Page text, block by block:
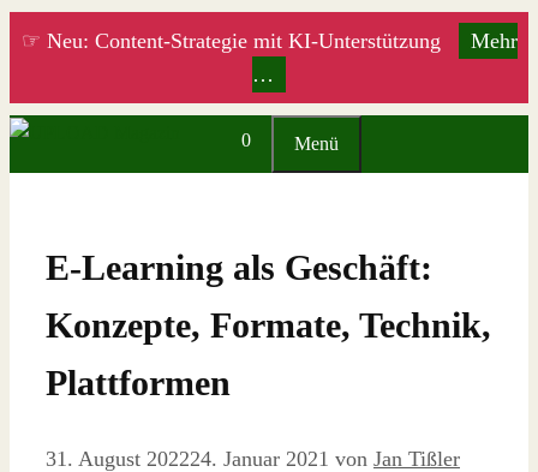
Zum
☞ Neu: Content-Strategie mit KI-Unterstützung
Mehr
…
0 Menü
E-Learning als Geschäft:
Konzepte, Formate, Technik,
Plattformen
31. August 202224. Januar 2021 von Jan Tißler